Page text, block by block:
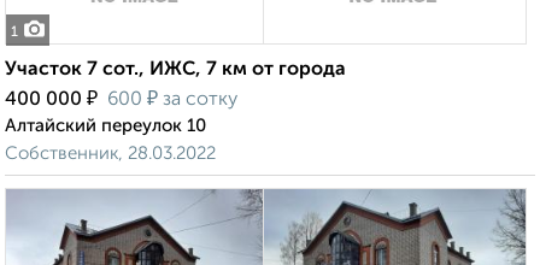
1
Участок 7 сот., ИЖС, 7 км от города
400 000 ₽ 600 ₽ за сотку
Алтайский переулок 10
Собственник, 28.03.2022